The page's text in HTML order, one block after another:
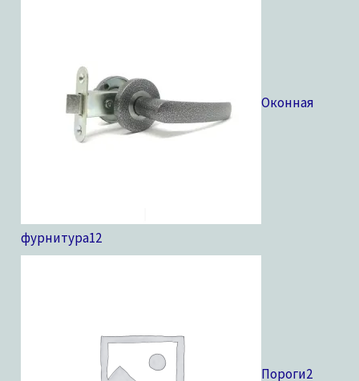
Оконная
фурнитура12
Пороги2